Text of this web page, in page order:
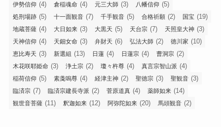
伊勢信仰 (4) 倉稲魂命 (4) 元三大師 (3) 八幡信仰 (5)
処刑場跡 (5) 十一面観音 (7) 千手観音 (5) 合格祈願 (2) 国宝 (19)
地蔵菩薩 (4) 大日如来 (3) 大黒天 (5) 天台宗 (7) 天照皇大神 (3)
天神信仰 (4) 天鈿女命 (3) 弁財天 (6) 弘法大師 (2) 徳川家 (10)
恵比寿天 (3) 新選組 (13) 日蓮 (4) 日蓮宗 (4) 曹洞宗 (2)
木花咲耶姫命 (3) 浄土宗 (2) 瓊々杵尊 (4) 真言宗智山派 (4)
稲荷信仰 (5) 素戔嗚尊 (4) 経津主神 (2) 聖徳宗 (3) 聖観音 (3)
臨済宗 (7) 臨済宗建長寺派 (2) 菅原道真 (4) 薬師如来 (14)
観世音菩薩 (11) 釈迦如来 (12) 阿弥陀如来 (20) 馬頭観音 (2)